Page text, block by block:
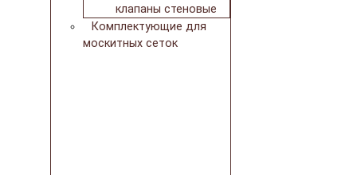
клапаны стеновые
Комплектующие для
москитных сеток